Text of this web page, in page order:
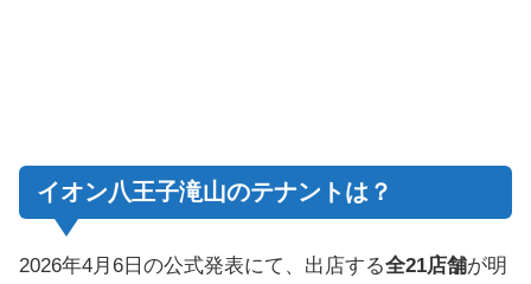
イオン八王子滝山のテナントは？
2026年4月6日の公式発表にて、出店する全21店舗が明